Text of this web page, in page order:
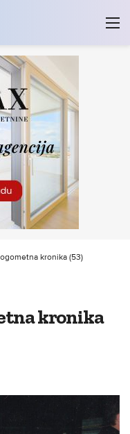
kronika (53)
kronika